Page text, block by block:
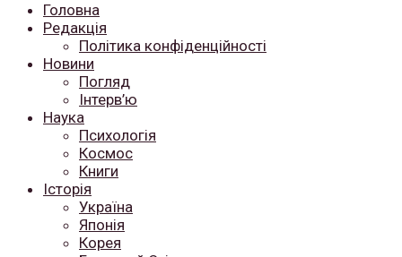
Головна
Редакція
Політика конфіденційності
Новини
Погляд
Інтерв’ю
Наука
Психологія
Космос
Книги
Історія
Україна
Японія
Корея